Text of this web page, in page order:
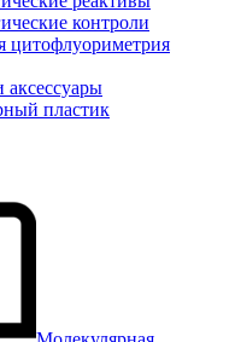
контроли
цитофлуориметрия
аксессуары
пластик